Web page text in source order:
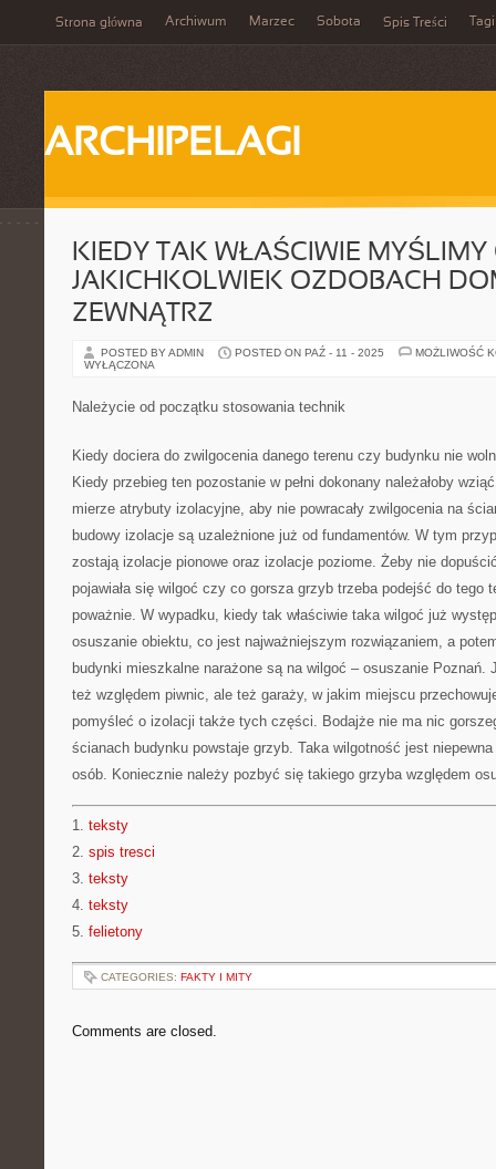
Strona główna Archiwum Marzec Sobota Spis Treści Tagi
ARCHIPELAGI
KIEDY TAK WŁAŚCIWIE MYŚLIMY
JAKICHKOLWIEK OZDOBACH
ZEWNĄTRZ
POSTED BY ADMIN POSTED ON PAŹ - 11 - 2025
MOŻLIWOŚĆ
WYŁĄCZONA
Należycie od początku stosowania technik
Kiedy dociera do zwilgocenia danego terenu czy budynku nie
Kiedy przebieg ten pozostanie w pełni dokonany należałoby
mierze atrybuty izolacyjne, aby nie powracały zwilgocenia na
budowy izolacje są uzależnione już od fundamentów. W tym
zostają izolacje pionowe oraz izolacje poziome. Żeby nie
pojawiała się wilgoć czy co gorsza grzyb trzeba podejść do tego
poważnie. W wypadku, kiedy tak właściwie taka wilgoć już
osuszanie obiektu, co jest najważniejszym rozwiązaniem, a
budynki mieszkalne narażone są na wilgoć – osuszanie Poznań.
też względem piwnic, ale też garaży, w jakim miejscu
pomyśleć o izolacji także tych części. Bodajże nie ma nic
ścianach budynku powstaje grzyb. Taka wilgotność jest
osób. Koniecznie należy pozbyć się takiego grzyba względem
1. teksty
2. spis tresci
3. teksty
4. teksty
5. felietony
CATEGORIES: FAKTY I MITY
Comments are closed.